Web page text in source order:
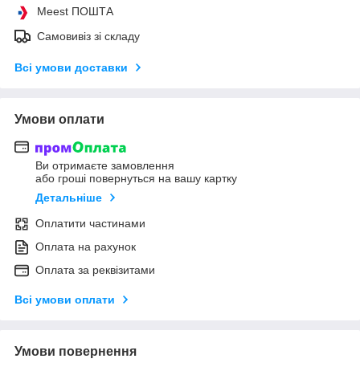
Meest ПОШТА
Самовивіз зі складу
Всі умови доставки
Умови оплати
Ви отримаєте замовлення
або гроші повернуться на вашу картку
Детальніше
Оплатити частинами
Оплата на рахунок
Оплата за реквізитами
Всі умови оплати
Умови повернення